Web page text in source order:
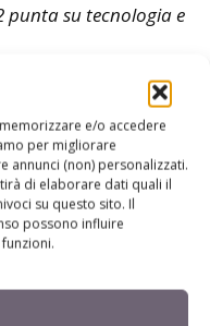
e/o accedere
per migliorare
annunci (non) personalizzati.
di elaborare dati quali il
su questo sito. Il
possono influire
punta su tecnologia e
è tutta colpa della